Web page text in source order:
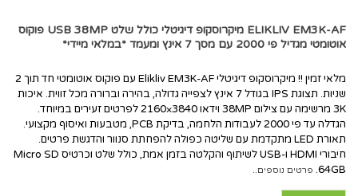
ELIKLIV EM3K-AF מיקרוסקופ דיגיטלי כולל שלט USB 38MP פוקוס
אוטומטי מגדיל פי 2000 עם מסך 7 אינץ ומעמד *במלאי מיידי*
מלאי זמין !! מיקרוסקופ דיגיטלי Elikliv EM3K-AF עם פוקוס אוטומטי חד תוך 2
שניות. תצוגת IPS בגודל 7 אינץ לצפייה גדולה, בהירה וברורה מכל זווית. איכות
3K מרשימה עם צילום 38MP וידאו 3840×2160 לפרטים זעירים במיוחד.
הגדלה עד פי 2000 לעבודות הלחמה, בדיקת PCB, מטבעות ואיסוף מקצועי.
תאורת LED מתקדמת עם שליטה כפולה להפחתת סנוור והדגשת פרטים.
חיבורי HDMI ו-USB לשיתוף והקלטה בזמן אמת, כולל שלט וכרטיס Micro SD
64GB. פרטים נוספים..